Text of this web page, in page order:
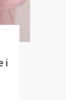
i